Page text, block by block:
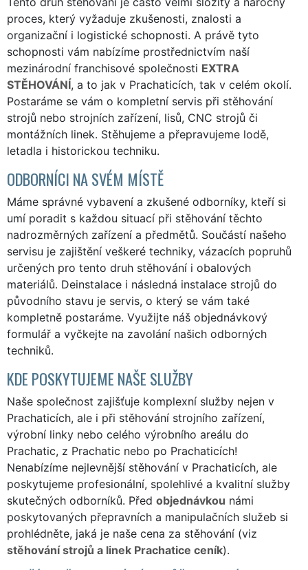
proces, který vyžaduje zkušenosti, znalosti a
organizační i logistické schopnosti. A právě tyto
schopnosti vám nabízíme prostřednictvím naší
mezinárodní franchisové společnosti EXTRA
STĚHOVÁNÍ, a to jak v Prachaticích, tak v celém okolí.
Postaráme se vám o kompletní servis při stěhování
strojů nebo strojních zařízení, lisů, CNC strojů či
montážních linek. Stěhujeme a přepravujeme lodě,
letadla i historickou techniku.
ODBORNÍCI NA SVÉM MÍSTĚ
Máme správné vybavení a zkušené odborníky, kteří si
umí poradit s každou situací při stěhování těchto
nadrozměrných zařízení a předmětů. Součástí našeho
servisu je zajištění veškeré techniky, vázacích popruhů
určených pro tento druh stěhování i obalových
materiálů. Deinstalace i následná instalace strojů do
původního stavu je servis, o který se vám také
kompletně postaráme. Využijte náš objednávkový
formulář a vyčkejte na zavolání našich odborných
techniků.
KDE POSKYTUJEME NAŠE SLUŽBY
Naše společnost zajišťuje komplexní služby nejen v
Prachaticích, ale i při stěhování strojního zařízení,
výrobní linky nebo celého výrobního areálu do
Prachatic, z Prachatic nebo po Prachaticích!
Nenabízíme nejlevnější stěhování v Prachaticích, ale
poskytujeme profesionální, spolehlivé a kvalitní služby
skutečných odborníků. Před objednávkou námi
poskytovaných přepravních a manipulačních služeb si
prohlédněte, jaká je naše cena za stěhování (viz
stěhování strojů a linek Prachatice ceník).